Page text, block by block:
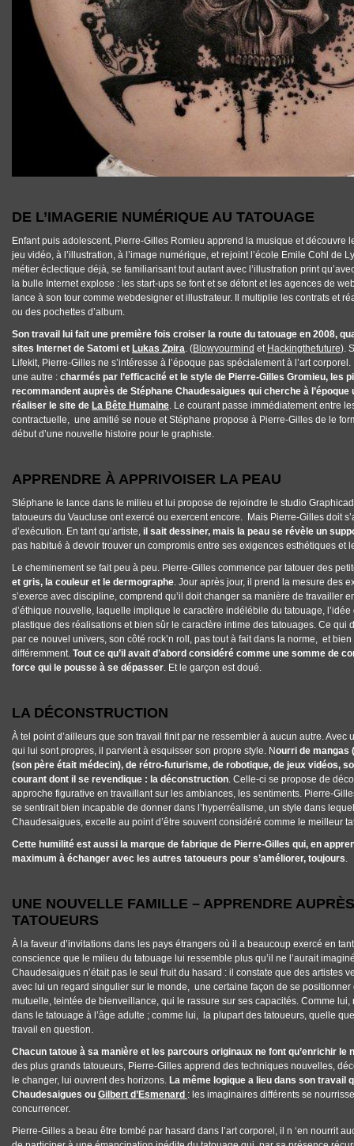
DE L’IMAGERIE NUMÉRIQUE AU TATOUAGE
Enfant puis adolescent, Pierre-Gilles Romieu apprend la musique et découvre
jeu vidéo, à l’illustration, à l’image numérique, et rejoint l’école Emile Cohl de
métier éclectique déjà, se familiarisant tout autant avec l’illustration print
la bulle Internet explose : les start-ups se font et se défont et les agences de
lance à son tour comme webdesigner et illustrateur. Il multiplie les contrats et
ou des pochettes d’album.
Son travail lui fait une première fois croiser la route du tatouage en 2008,
sites Internet de Satomi et Lukas Zpira. (Blowyourmind et Hackingthefuture).
Lifekit, Pierre-Gilles ne s’intéresse à l’époque pas spécialement à l’art
une autre : charmés par l’efficacité et le style de Pierre-Gilles Gromieu, les
recommandent auprès de Stéphane Chaudesaigues qui cherche à
réaliser le site de La Bête Humaine. Le courant passe immédiatement entre
contractuelle, une amitié se noue et Stéphane propose à Pierre-Gilles de le
début d’une nouvelle histoire pour le graphiste.
APPRENDRE À APPRIVOISER LA PEAU
Stéphane le lance dans le milieu et lui propose de rejoindre le studio
tatoueurs du Vaucluse ont exercé ou exercent encore. Mais Pierre-Gilles doit
d’exécution. En tant qu’artiste, il sait dessiner, mais la peau se révèle un
pas habitué à devoir trouver un compromis entre ses exigences esthétiques et
Le cheminement se fait peu à peu. Pierre-Gilles commence par tatouer des
et gris, la couleur et le dermographe. Jour après jour, il prend la mesure des
s’exerce avec discipline, comprend qu’il doit changer sa manière de travailler
d’éthique nouvelle, laquelle implique le caractère indélébile du tatouage,
plastique des réalisations et bien sûr le caractère intime des tatouages. Ce qui
par ce nouvel univers, son côté rock’n roll, pas tout à fait dans la norme, et
différemment. Tout ce qu’il avait d’abord considéré comme une somme de
force qui le pousse à se dépasser. Et le garçon est doué.
LA DÉCONSTRUCTION
À tel point d’ailleurs que son travail finit par ne ressembler à aucun autre. Avec
qui lui sont propres, il parvient à esquisser son propre style. Nourri de mangas
(son père était médecin), de rétro-futurisme, de robotique, de jeux vidéos,
courant dont il se revendique : la déconstruction. Celle-ci se propose de
approche figurative en travaillant sur les ambiances, les sentiments. Pierre-
se sentirait bien incapable de donner dans l’hyperréalisme, un style dans
Chaudesaigues, excelle au point d’être souvent considéré comme le meilleur
Cette humilité est aussi la marque de fabrique de Pierre-Gilles qui, en
maximum à échanger avec les autres tatoueurs pour s’améliorer, toujours.
UNE NOUVELLE FAMILLE – APPRENDRE
TATOUEURS
À la faveur d’invitations dans les pays étrangers où il a beaucoup exercé en
conscience que le milieu du tatouage lui ressemble plus qu’il ne l’aurait
Chaudesaigues n’était pas le seul fruit du hasard : il constate que des artistes
avec lui un regard singulier sur le monde, une certaine façon de se
mutuelle, teintée de bienveillance, qui le rassure sur ses capacités. Comme
dans le tatouage à l’âge adulte ; comme lui, la plupart des tatoueurs, quelle
travail en question.
Chacun tatoue à sa manière et les parcours originaux ne font qu’enrichir le
des plus grands tatoueurs, Pierre-Gilles apprend des techniques nouvelles,
le changer, lui ouvrent des horizons. La même logique a lieu dans son travail
Chaudesaigues ou Gilbert d’Esmenard : les imaginaires différents se
concurrencer.
Pierre-Gilles a beau être tombé par hasard dans l’art corporel, il n ‘en nourrit